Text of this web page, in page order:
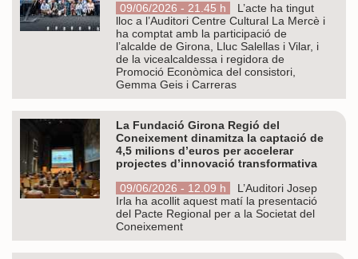
09/06/2026 - 21.45 h
L’acte ha tingut
lloc a l’Auditori Centre Cultural La Mercè i
ha comptat amb la participació de
l’alcalde de Girona, Lluc Salellas i Vilar, i
de la vicealcaldessa i regidora de
Promoció Econòmica del consistori,
Gemma Geis i Carreras
La Fundació Girona Regió del
Coneixement dinamitza la captació de
4,5 milions d’euros per accelerar
projectes d’innovació transformativa
09/06/2026 - 12.09 h
L’Auditori Josep
Irla ha acollit aquest matí la presentació
del Pacte Regional per a la Societat del
Coneixement